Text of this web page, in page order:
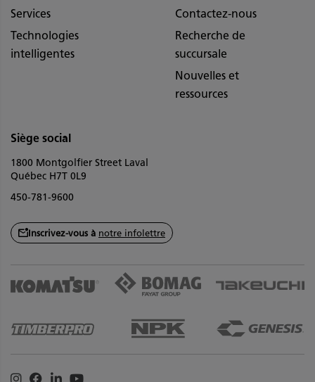
Services
Technologies
intelligentes
Contactez-nous
Recherche de
succursale
Nouvelles et
ressources
Siège social
1800 Montgolfier Street Laval
Québec H7T 0L9
450-781-9600
Inscrivez-vous à notre infolettre
Instagram
Facebook
LinkedinYoutube